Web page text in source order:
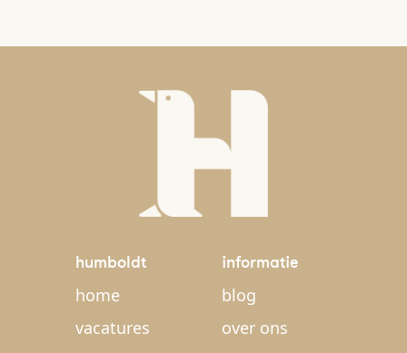
humboldt
home
vacatures
informatie
blog
over ons